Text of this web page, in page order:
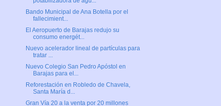
Bando Municipal de Ana Botella por el
fallecimient...
El Aeropuerto de Barajas redujo su
consumo energét...
Nuevo acelerador lineal de partículas para
tratar ...
Nuevo Colegio San Pedro Apóstol en
Barajas para el...
Reforestación en Robledo de Chavela,
Santa María d...
Gran Vía 20 a la venta por 20 millones